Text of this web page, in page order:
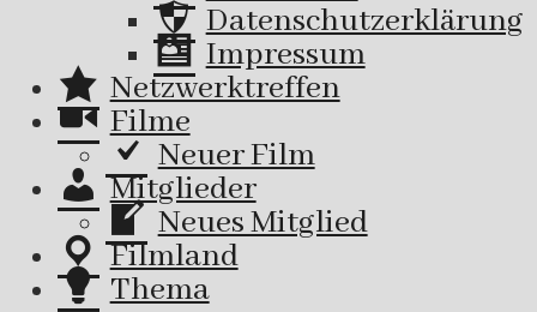
Datenschutzerklärung
Impressum
Netzwerktreffen
Filme
Neuer Film
Mitglieder
Neues Mitglied
Filmland
Thema